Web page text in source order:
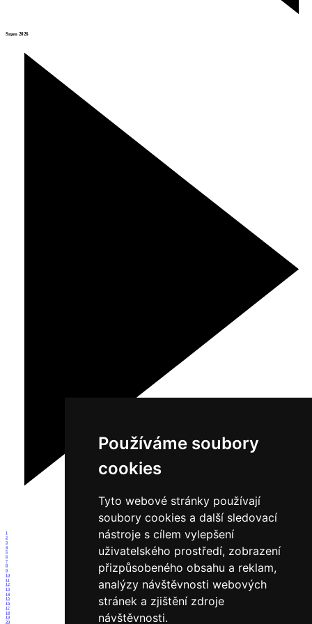
Používáme soubory
cookies
Tyto webové stránky používají
soubory cookies a další sledovací
nástroje s cílem vylepšení
uživatelského prostředí, zobrazení
přizpůsobeného obsahu a reklam,
analýzy návštěvnosti webových
stránek a zjištění zdroje
návštěvnosti.
Srpen 2026
1
2
3
4
5
6
7
8
9
10
11
12
13
14
15
16
17
18
19
20